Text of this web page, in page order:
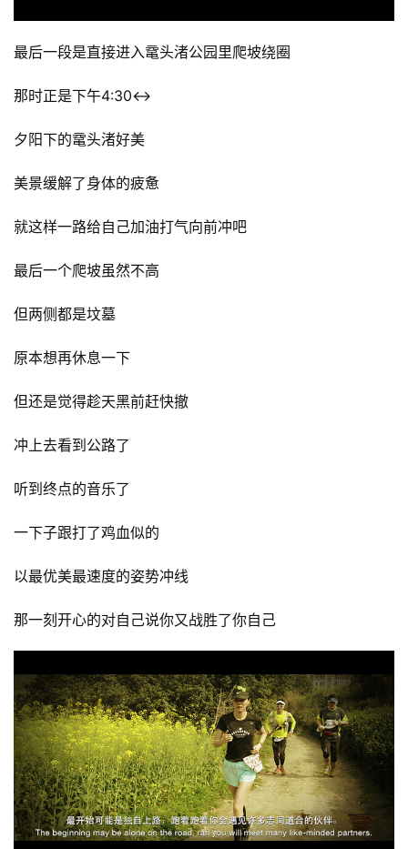
最后一段是直接进入鼋头渚公园里爬坡绕圈
那时正是下午4:30↔️
夕阳下的鼋头渚好美
美景缓解了身体的疲惫
就这样一路给自己加油打气向前冲吧
最后一个爬坡虽然不高
但两侧都是坟墓
原本想再休息一下
但还是觉得趁天黑前赶快撤
冲上去看到公路了
听到终点的音乐了
一下子跟打了鸡血似的
以最优美最速度的姿势冲线
那一刻开心的对自己说你又战胜了你自己